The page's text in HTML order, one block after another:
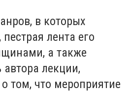
в которых
лента его
а также
лекции,
том, что мероприятие